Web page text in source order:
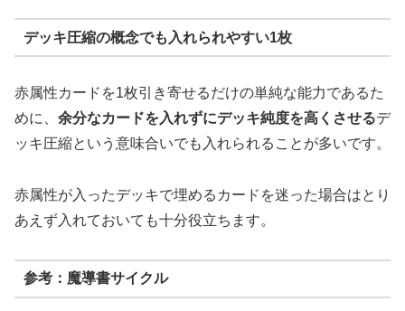
デッキ圧縮の概念でも入れられやすい1枚
赤属性カードを1枚引き寄せるだけの単純な能力であるた
めに、 余分なカードを入れずにデッキ純度を高くさせるデ
ッキ圧縮という意味合いでも入れられることが多いです。
赤属性が入ったデッキで埋めるカードを迷った場合はとり
あえず入れておいても十分役立ちます。
参考：魔導書サイクル